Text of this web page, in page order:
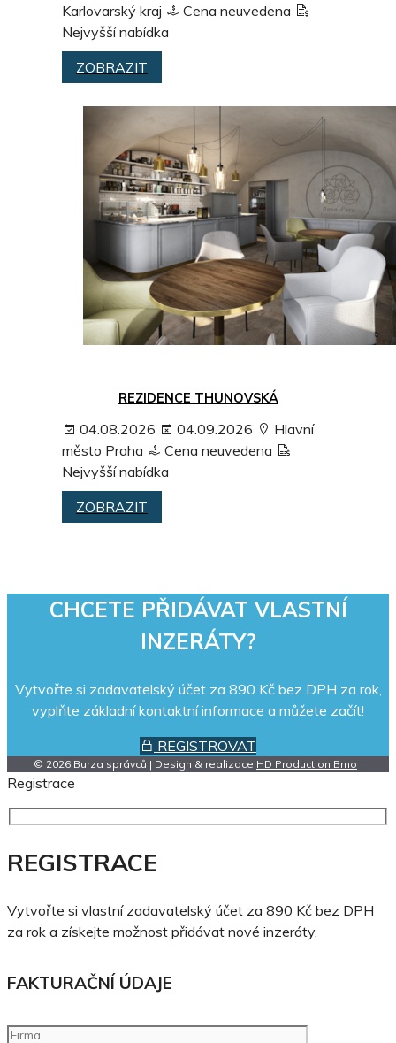
Karlovarský kraj
Cena neuvedena
Nejvyšší nabídka
ZOBRAZIT
REZIDENCE THUNOVSKÁ
04.08.2026 04.09.2026
Hlavní
město Praha
Cena neuvedena
Nejvyšší nabídka
ZOBRAZIT
CHCETE PŘIDÁVAT VLASTNÍ
INZERÁTY?
Vytvořte si zadavatelský účet za 890 Kč bez DPH za rok,
vyplňte základní kontaktní informace a můžete začít!
REGISTROVAT
© 2026 Burza správců | Design & realizace HD Production Brno
Registrace
REGISTRACE
Vytvořte si vlastní zadavatelský účet za 890 Kč bez DPH
za rok a získejte možnost přidávat nové inzeráty.
FAKTURAČNÍ ÚDAJE